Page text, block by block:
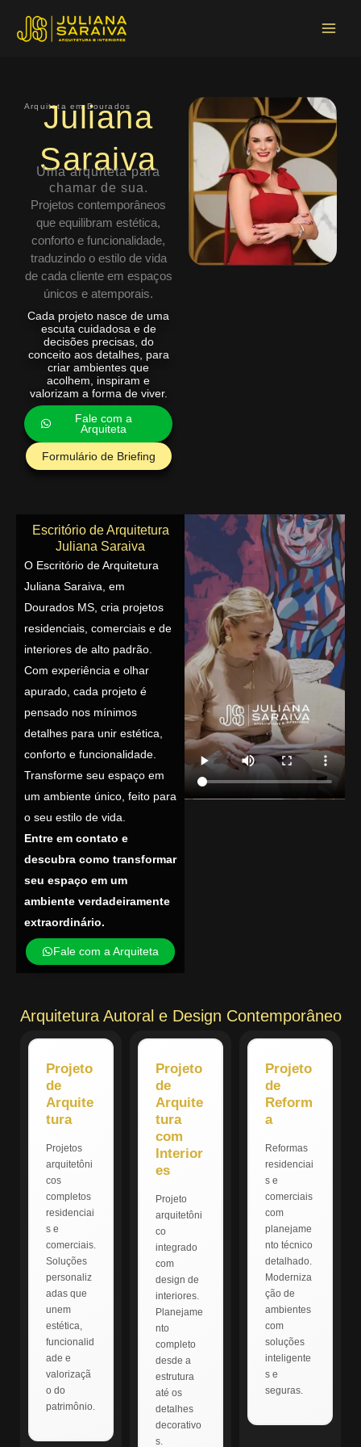
Arquiteta em Dourados
Juliana
Saraiva
Uma arquiteta para
chamar de sua.
Projetos contemporâneos
que equilibram estética,
conforto e funcionalidade,
traduzindo o estilo de vida
de cada cliente em espaços
únicos e atemporais.
Cada projeto nasce de uma
escuta cuidadosa e de
decisões precisas, do
conceito aos detalhes, para
criar ambientes que
acolhem, inspiram e
valorizam a forma de viver.
Fale com a
Arquiteta
Formulário de Briefing
Escritório de Arquitetura
Juliana Saraiva
O Escritório de Arquitetura
Juliana Saraiva, em
Dourados MS, cria projetos
residenciais, comerciais e de
interiores de alto padrão.
Com experiência e olhar
apurado, cada projeto é
pensado nos mínimos
detalhes para unir estética,
conforto e funcionalidade.
Transforme seu espaço em
um ambiente único, feito para
o seu estilo de vida.
Entre em contato e
descubra como transformar
seu espaço em um
ambiente verdadeiramente
extraordinário.
Fale com a Arquiteta
Arquitetura Autoral e Design Contemporâneo
Projeto
de
Arquite
tura
Projetos
arquitetôni
cos
completos
residenciai
s e
comerciais.
Soluções
personaliz
adas que
unem
estética,
funcionalid
ade e
valorizaçã
o do
patrimônio.
Projeto
de
Arquite
tura
com
Interior
es
Projeto
arquitetôni
co
integrado
com
design de
interiores.
Planejame
nto
completo
desde a
estrutura
até os
detalhes
decorativo
s.
Projeto
de
Reform
a
Reformas
residenciai
s e
comerciais
com
planejame
nto técnico
detalhado.
Moderniza
ção de
ambientes
com
soluções
inteligente
s e
seguras.